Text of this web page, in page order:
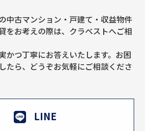
中古マンション・戸建て・収益物件
をお考えの際は、クラベストへご相
かつ丁寧にお答えいたします。お困
たら、どうぞお気軽にご相談くださ
LINE